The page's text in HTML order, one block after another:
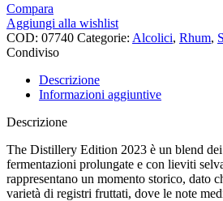
Compara
Aggiungi alla wishlist
COD: 07740 Categorie: Alcolici, Rhum,
Condiviso
Descrizione
Informazioni aggiuntive
Descrizione
The Distillery Edition 2023 è un blend
fermentazioni prolungate e con lieviti
rappresentano un momento storico, dato
varietà di registri fruttati, dove le note